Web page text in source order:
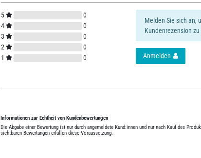
5
0
4
0
3
0
2
0
1
0
Melden Sie sich an,
Kundenrezension
Anmelden
Informationen zur Echtheit von Kundenbewertungen
Die Abgabe einer Bewertung ist nur durch angemeldete Kund:innen und nur nach Kauf des
sichtbaren Bewertungen erfüllen diese Voraussetzung.